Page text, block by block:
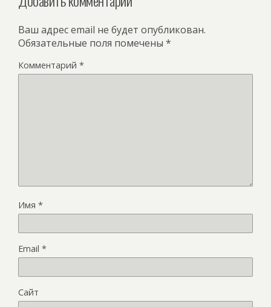
Ваш адрес email не будет опубликован.
Обязательные поля помечены *
Комментарий *
Имя *
Email *
Сайт